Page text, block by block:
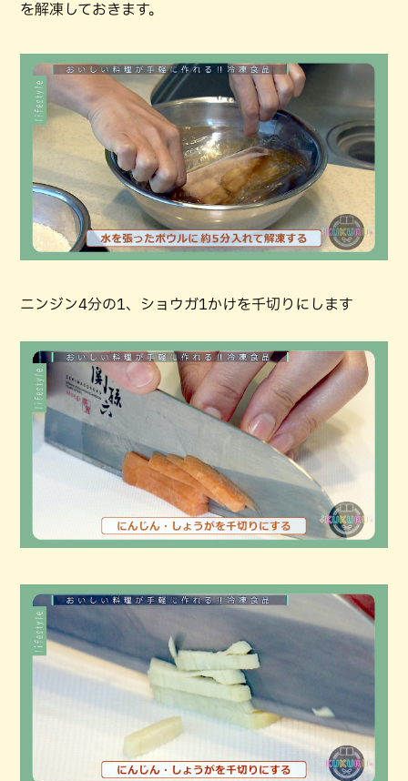
を解凍しておきます。
ニンジン4分の1、ショウガ1かけを千切りにします